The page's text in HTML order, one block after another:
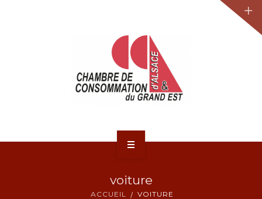
voiture
ACCUEIL VOITURE